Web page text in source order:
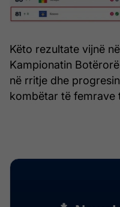
Këto rezultate vijnë
Kampionatin
në rritje dhe
kombëtar të femrave